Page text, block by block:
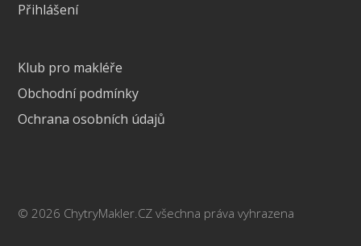
Přihlášení
Klub pro makléře
Obchodní podmínky
Ochrana osobních údajů
© 2026 ChytryMakler.CZ všechna práva vyhrazena